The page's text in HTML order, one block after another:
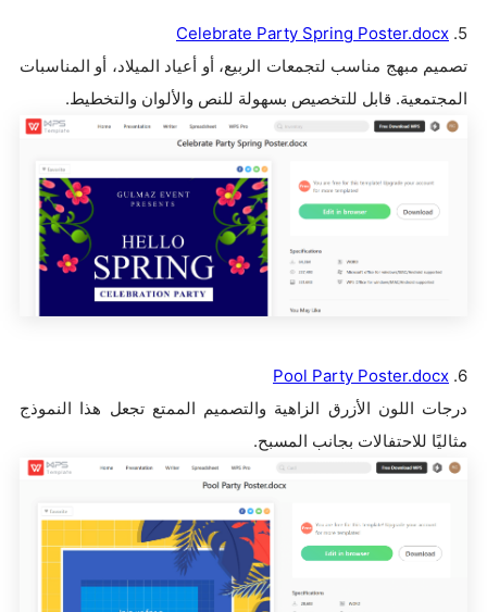
5.
Celebrate Party Spring Poster.docx
تصميم مبهج مناسب لتجمعات الربيع، أو أعياد الميلاد، أو المناسبات
المجتمعية. قابل للتخصيص بسهولة للنص والألوان والتخطيط.
6.
Pool Party Poster.docx
درجات اللون الأزرق الزاهية والتصميم الممتع تجعل هذا النموذج
مثاليًا للاحتفالات بجانب المسبح.